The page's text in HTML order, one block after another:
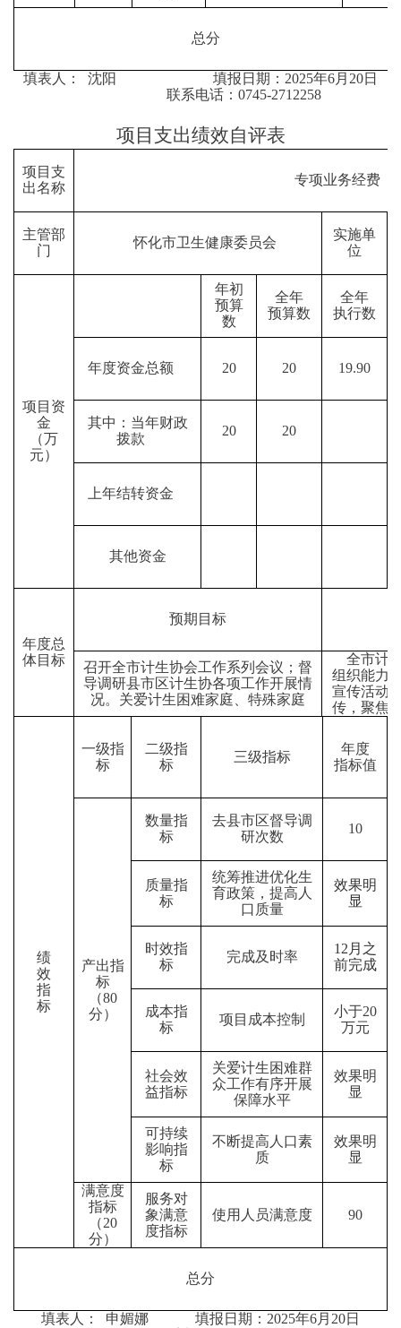
总分
填表人： 沈阳 填报日期： 2025年6月20日
联系电话：0745-2712258
项目支出绩效自评表
项目支
出名称
专项业务经费
主管部
门
怀化市卫生健康委员会
实施单
位
项目资
金
（万
元）
年初
预算
数
全年
预算数
全年
执行数
年度资金总额 20 20 19.90
其中：当年财政
拨款
20 20
上年结转资金
其他资金
年度总
体目标
预期目标
召开全市计生协会工作系列会议；督
导调研县市区计生协各项工作开展情
况。关爱计生困难家庭、特殊家庭
全市计
组织能力
宣传活动
传，聚焦
绩
效
指
标
一级指
标
二级指
标
三级指标
年度
指标值
产出指
标
（80
分）
数量指
标
去县市区督导调
研次数
10
质量指
标
统筹推进优化生
育政策，提高人
口质量
效果明
显
时效指
标
完成及时率
12月之
前完成
成本指
标
项目成本控制
小于20
万元
社会效
益指标
关爱计生困难群
众工作有序开展
保障水平
效果明
显
可持续
影响指
标
不断提高人口素
质
效果明
显
满意度
指标
（20
分）
服务对
象满意
度指标
使用人员满意度 90
总分
填表人： 申媚娜 填报日期： 2025年6月20日